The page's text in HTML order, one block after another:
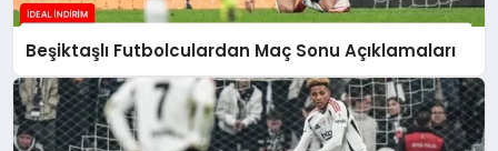
Beşiktaşlı Futbolculardan Maç Sonu Açıklamaları